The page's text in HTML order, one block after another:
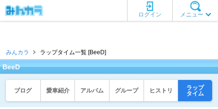
メニュー
ログイン
みんカラ ラップタイム一覧 [BeeD]
BeeD
ブログ 愛車紹介 アルバム グループ ヒストリ
ラップ
タイム